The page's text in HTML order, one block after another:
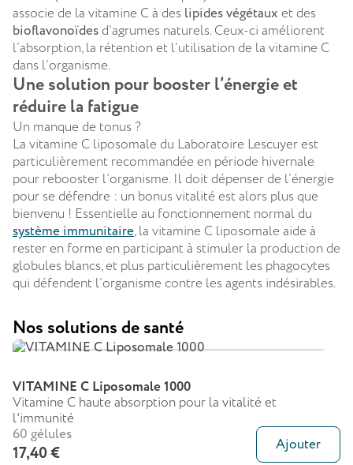
associe de la vitamine C à des lipides végétaux et des
bioflavonoïdesd’agrumes naturels. Ceux-ci améliorent
l’absorption, la rétention et l’utilisation de la vitamine C
dans l’organisme.
Une solution pour booster l’énergie et
réduire la fatigue
Un manque de tonus ?
La vitamine C liposomale du Laboratoire Lescuyer est
particulièrement recommandée en période hivernale
pour rebooster l’organisme. Il doit dépenser de l’énergie
pour se défendre : un bonus vitalité est alors plus que
bienvenu ! Essentielle au fonctionnement normal du
système immunitaire, la vitamine C liposomale aide à
rester en forme en participant à stimuler la production de
globules blancs, et plus particulièrement les phagocytes
qui défendent l’organisme contre les agents indésirables.
Nos solutions de santé
VITAMINE C Liposomale 1000
Vitamine C haute absorption pour la vitalité et
l'immunité
60 gélules
17,40 € Ajouter